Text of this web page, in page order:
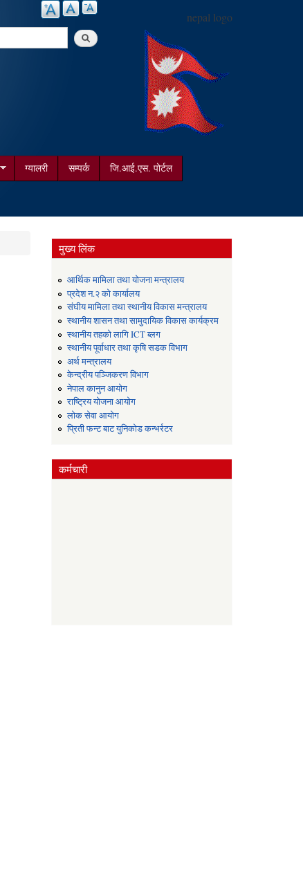
nepal logo
ग्यालरी सम्पर्क
जि.आई.एस. पोर्टल
मुख्य लिंक
आर्थिक मामिला तथा योजना मन्त्रालय
प्रदेश न.२ को कार्यालय
संघीय मामिला तथा स्थानीय विकास मन्त्रालय
स्थानीय शासन तथा सामुदायिक विकास कार्यक्रम
स्थानीय तहको लागि ICT ब्लग
स्थानीय पूर्वाधार तथा कृषि सडक विभाग
अर्थ मन्त्रालय
केन्द्रीय पञ्जिकरण विभाग
नेपाल कानुन आयोग
राष्ट्रिय योजना आयोग
लोक सेवा आयोग
प्रिती फन्ट बाट युनिकोड कन्भर्रटर
कर्मचारी